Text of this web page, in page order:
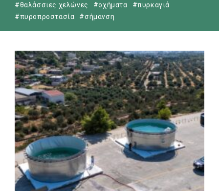
#θαλάσσιες χελώνες
#οχήματα
#πυρκαγιά
#πυροπροστασία
#σήμανση